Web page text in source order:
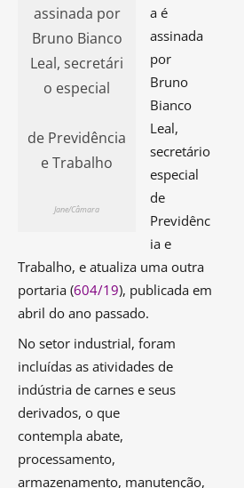
assinada por
Bruno Bianco
Leal, secretári
o especial
de Previdência
e Trabalho
Jane/Câmara
a é
assinada
por
Bruno
Bianco
Leal,
secretário
especial
de
Previdênc
ia e
Trabalho, e atualiza uma outra
portaria (604/19), publicada em
abril do ano passado.
No setor industrial, foram
incluídas as atividades de
indústria de carnes e seus
derivados, o que
contempla abate,
processamento,
armazenamento, manutenção,